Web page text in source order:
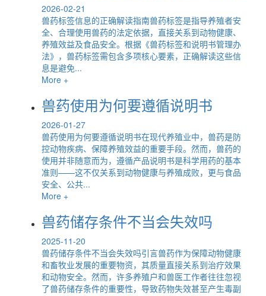
2026-02-21
兽药标签信息的正确解读指南兽药标签是指导养殖者安
全、合理使用兽药的法定依据，直接关系到动物健康、
养殖效益及食品安全。根据《兽药标签和说明书管理办
法》，兽药标签需包含多项核心要素，正确解读这些信
息是避免...
More +
兽药使用为何要遵循说明书
2026-01-27
兽药使用为何要遵循说明书在现代养殖业中，兽药是防
控动物疾病、保障养殖效益的重要手段。然而，兽药的
使用并非随意而为，遵循产品说明书是科学用药的基本
准则——这不仅关系到动物健康与养殖成败，更与食品
安全、公共...
More +
兽药储存条件不当会失效吗
2025-11-20
兽药储存条件不当会失效吗引言兽药作为保障动物健康
和畜牧业发展的重要物资，其质量直接关系到治疗效果
和动物安全。然而，许多养殖户和兽医工作者往往忽视
了兽药储存条件的重要性，导致药物失效甚至产生毒副